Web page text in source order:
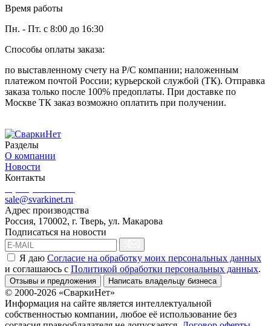
Время работы
Пн. - Пт. с 8:00 до 16:30
Способы оплаты заказа:
по выставленному счету на Р/С компании; наложенным
платежом почтой России; курьерской службой (ТК). Отправка
заказа только после 100% предоплаты. При доставке по
Москве ТК заказ возможно оплатить при получении.
Разделы
О компании
Новости
Контакты
sale@svarkinet.ru
Адрес производства
Россия, 170002, г. Тверь, ул. Макарова
Подписаться на новости
Я даю Согласие на обработку моих персональных данных
и соглашаюсь c Политикой обработки персональных данных.
Отзывы и предложения Написать владельцу бизнеса
© 2000-2026 «СваркиНет»
Информация на сайте является интеллектуальной
собственностью компании, любое её использование без